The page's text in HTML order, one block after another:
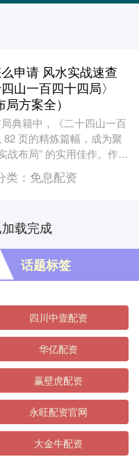
申请 风水实战速查
山一百四十四局〉
局方案全）
典籍中，《二十四山一百
82 页的精炼篇幅，成为聚
战布局” 的实用佳作。作为
落地实战” 的关键文本，
类： 免息配资
载完成
话题标签
四川中壹配资
华亿配资
赢壁虎配资
永旺配资官网
大金牛配资